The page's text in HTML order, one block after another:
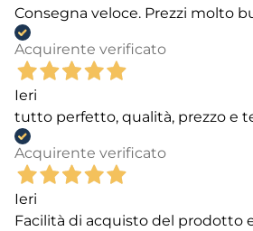
Consegna veloce. Prezzi molto
Acquirente verificato
Ieri
tutto perfetto, qualità, prezzo e
Acquirente verificato
Ieri
Facilità di acquisto del prodotto